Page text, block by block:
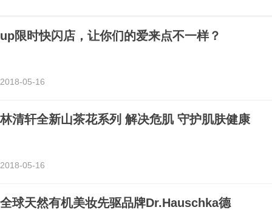
up限时快闪店，让你们的爱来点不一样？
2018-05-16
林清轩全新山茶花系列 解决危肌 守护肌肤健康
2018-05-16
全球天然有机美妆先驱品牌Dr.Hauschka德